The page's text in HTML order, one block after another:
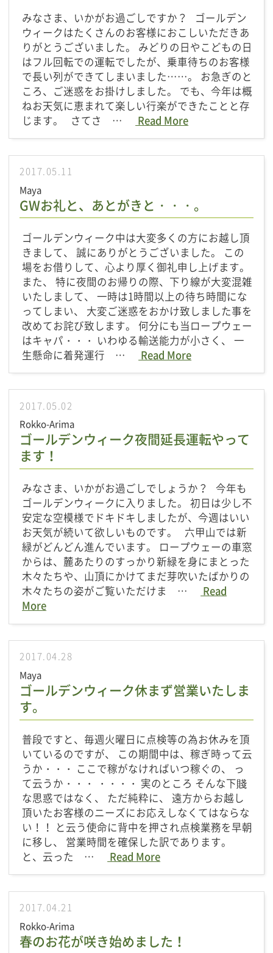
みなさま、いかがお過ごしですか？ ゴールデン
ウィークはたくさんのお客様におこしいただきあ
りがとうございました。 みどりの日やこどもの日
はフル回転での運転でしたが、乗車待ちのお客様
で長い列ができてしまいました……。 お急ぎのと
ころ、ご迷惑をお掛けしました。 でも、今年は概
ねお天気に恵まれて楽しい行楽ができたことと存
じます。 さてさ …
Read More
2017.05.11
Maya
GWお礼と、あとがきと・・・。
ゴールデンウィーク中は大変多くの方にお越し頂
きまして、 誠にありがとうございました。 この
場をお借りして、心より厚く御礼申し上げます。
また、 特に夜間のお帰りの際、下り線が大変混雑
いたしまして、 一時は1時間以上の待ち時間にな
ってしまい、 大変ご迷惑をおかけ致しました事を
改めてお詫び致します。 何分にも当ロープウェー
はキャパ・・・ いわゆる輸送能力が小さく、 一
生懸命に着発運行 …
Read More
2017.05.02
Rokko-Arima
ゴールデンウィーク夜間延長運転やって
ます！
みなさま、いかがお過ごしでしょうか？ 今年も
ゴールデンウィークに入りました。 初日は少し不
安定な空模様でドキドキしましたが、今週はいい
お天気が続いて欲しいものです。 六甲山では新
緑がどんどん進んでいます。 ロープウェーの車窓
からは、麓あたりのすっかり新緑を身にまとった
木々たちや、山頂にかけてまだ芽吹いたばかりの
木々たちの姿がご覧いただけま …
Read
More
2017.04.28
Maya
ゴールデンウィーク休まず営業いたしま
す。
普段ですと、毎週火曜日に点検等の為お休みを頂
いているのですが、 この期間中は、稼ぎ時って云
うか・・・ ここで稼がなければいつ稼ぐの、 っ
て云うか・・・ ・・・・ 実のところ そんな下賤
な思惑ではなく、 ただ純粋に、 遠方からお越し
頂いたお客様のニーズにお応えしなくてはならな
い！！ と云う使命に背中を押され点検業務を早朝
に移し、 営業時間を確保した訳であります。
と、云った …
Read More
2017.04.21
Rokko-Arima
春のお花が咲き始めました！